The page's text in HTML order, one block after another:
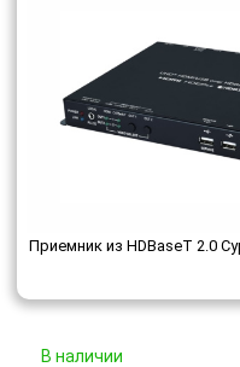
Приемник из HDBaseT 2.0
В наличии